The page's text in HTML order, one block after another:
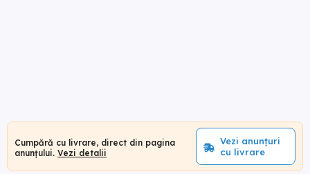
Cumpără cu livrare, direct din pagina
anunțului. Vezi detalii
Vezi anunțuri
cu livrare